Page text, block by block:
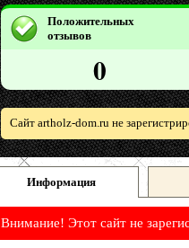
Положительных
отзывов
0
Сайт artholz-dom.ru не
Информация
Внимание! Этот сайт не